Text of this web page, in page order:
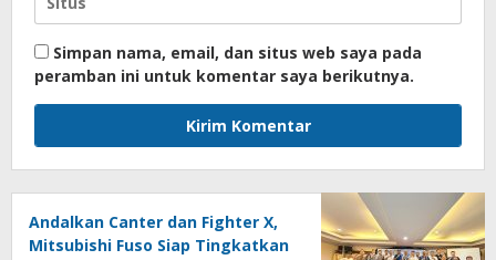
Simpan nama, email, dan situs web saya pada
peramban ini untuk komentar saya berikutnya.
Andalkan Canter dan Fighter X,
Mitsubishi Fuso Siap Tingkatkan